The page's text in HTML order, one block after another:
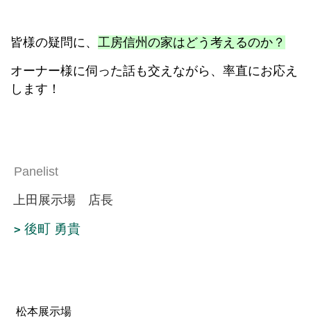
皆様の疑問に、 工房信州の家はどう考えるのか？
オーナー様に伺った話も交えながら、率直にお応え
します！
Panelist
上田展示場 店長
後町 勇貴
松本展示場